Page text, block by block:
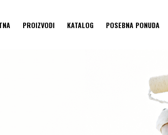
PROIZVODI KATALOG POSEBNA PONUDA